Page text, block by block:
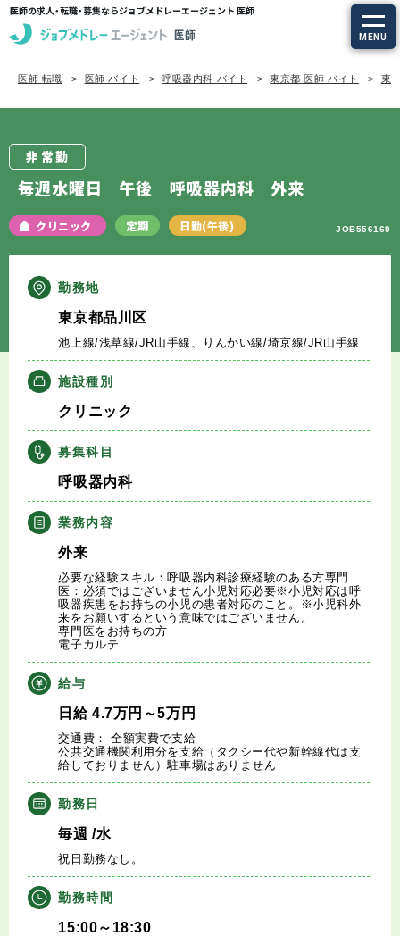
医師の求人・転職・募集ならジョブメドレーエージェント 医師
MENU
求人を探す
定期非常勤の求人
特集から探す
エージェントサービス
エージェントサービスTOP
サービスの流れ
キャリアアドバイザー紹介
医師の求人・転職Q&A
知りたい・聞きたい
転職成功事例
医師の転職マニュアル
データで見る医師の平均年収
医師に役立つ取材記事
大学医局紹介
医師 転職 医師 バイト 呼吸器内科 バイト 東京都 医師 バイト 東
非常勤
毎週水曜日 午後 呼吸器内科 外来
クリニック 定期 日勤(午後) JOB556169
勤務地
東京都品川区
池上線/浅草線/JR山手線、りんかい線/埼京線/JR山手線
施設種別
クリニック
募集科目
呼吸器内科
業務内容
外来
必要な経験スキル：呼吸器内科診療経験のある方専門
医：必須ではございません小児対応必要※小児対応は呼
吸器疾患をお持ちの小児の患者対応のこと。※小児科外
来をお願いするという意味ではございません。
専門医をお持ちの方
電子カルテ
給与
日給4.7万円 ～5万円
交通費： 全額実費で支給
公共交通機関利用分を支給（タクシー代や新幹線代は支
給しておりません）駐車場はありません
勤務日
毎週 /水
祝日勤務なし。
勤務時間
15:00～18:30